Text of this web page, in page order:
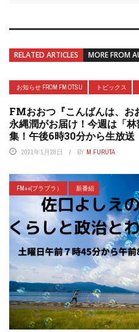
RELATED ARTICLES MORE FROM
お知らせ FROM FM OTSU トピックス
FMおおつ『こんばんは、お
永縄潤がお届け！今週は「
集！午後6時30分から生放送
2021年1月28日 BY M.FURUTA
FM++(プラプラ） 新番組